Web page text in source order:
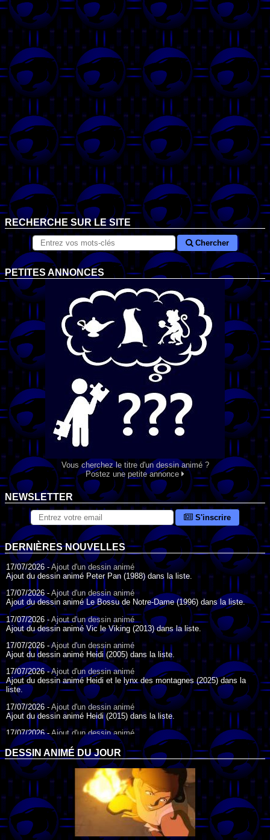
RECHERCHE SUR LE SITE
Chercher
PETITES ANNONCES
Vous cherchez le titre d'un dessin animé ?
Postez une petite annonce
NEWSLETTER
S'inscrire
DERNIÈRES NOUVELLES
17/07/2026 -Ajout d'un dessin animé
Ajout du dessin animé Peter Pan (1988) dans la liste.
17/07/2026 -Ajout d'un dessin animé
Ajout du dessin animé Le Bossu de Notre-Dame (1996) dans la liste.
17/07/2026 - Ajout d'un dessin animé
Ajout du dessin animé Vic le Viking (2013) dans la liste.
17/07/2026 -Ajout d'un dessin animé
Ajout du dessin animé Heidi (2005) dans la liste.
17/07/2026 -Ajout d'un dessin animé
Ajout du dessin animé Heidi et le lynx des montagnes (2025) dans la
liste.
17/07/2026 -Ajout d'un dessin animé
Ajout du dessin animé Heidi (2015) dans la liste.
17/07/2026 - Ajout d'un dessin animé
Ajout du dessin animé Heidi (1995) dans la liste.
09/07/2026 -Ajout d'un dessin animé
Ajout du dessin animé Genki l'Aventurier de la Chance (2006) dans la
liste.
04/07/2026 -Ajout d'un dessin animé
Ajout du dessin animé Vilain Petit Canard (2000) dans la liste.
04/07/2026 -
Ajout d'un dessin animé
Ajout du dessin animé Le Noël du vilain petit canard (2003) dans la liste.
DESSIN ANIMÉ DU JOUR